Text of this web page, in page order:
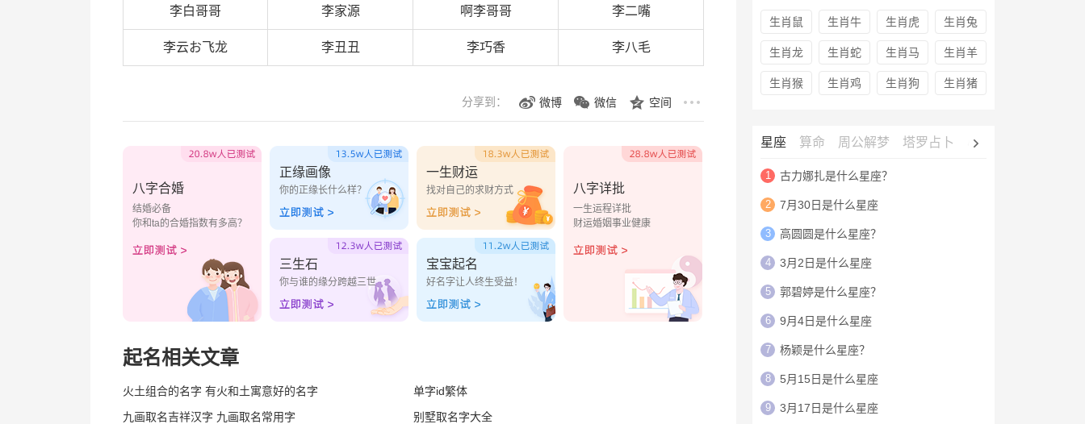
李白哥哥 李家源 啊李哥哥 李二嘴
李云お飞龙 李丑丑 李巧香 李八毛
分享到： 微博 微信 空间
八字合婚
结婚必备
你和ta的合婚指数有多高？
正缘画像
你的正缘长什么样？
一生财运
找对自己的求财方式
三生石
你与谁的缘分跨越三世
宝宝起名
好名字让人终生受益！
八字详批
一生运程详批
财运婚姻事业健康
起名相关文章
火土组合的名字 有火和土寓意好的名字
单字id繁体
九画取名吉祥汉字 九画取名常用字
别墅取名字大全
生肖鼠 生肖牛 生肖虎 生肖兔
生肖龙 生肖蛇 生肖马 生肖羊
生肖猴 生肖鸡 生肖狗 生肖猪
星座 算命 周公解梦 塔罗占卜 心理测试
1 古力娜扎是什么星座？
2 7月30日是什么星座
3 高圆圆是什么星座？
4 3月2日是什么星座
5 郭碧婷是什么星座？
6 9月4日是什么星座
7 杨颖是什么星座？
8 5月15日是什么星座
9 3月17日是什么星座